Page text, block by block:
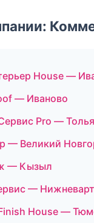
House —
— Иваново
Pro —
— Великий
— Кызыл
—
House —